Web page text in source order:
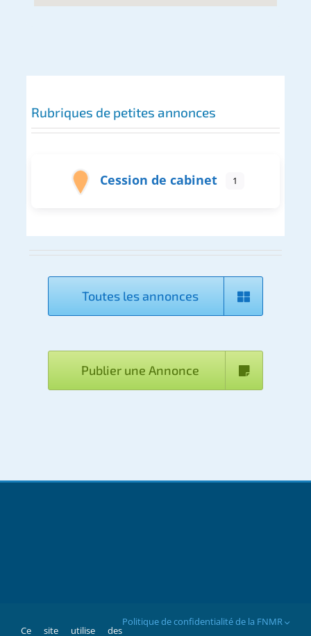
Rubriques de petites annonces
Cession de cabinet 1
Toutes les annonces
Publier une Annonce
Ce site utilise des
Politique de confidentialité de la FNMR